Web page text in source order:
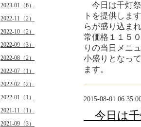
今日は千灯
トを提供しま
らが盛り込ま
常価格１１５
りの当日メニ
小盛りとなっ
ます。
2015-08-01
今日は千
2023-01（6）
2022-11（2）
2022-10（2）
2022-09（3）
2022-08（2）
2022-07（1）
2022-02（2）
2022-01（1）
2021-11（1）
2021-09（3）